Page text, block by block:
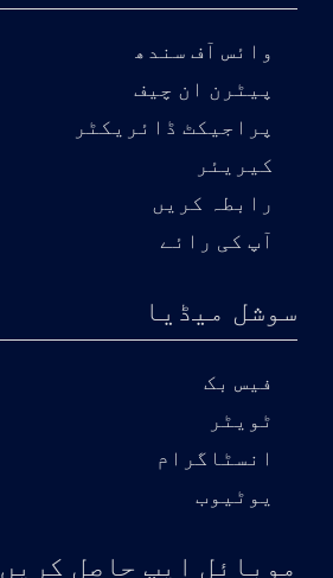
وائس آف سندھ
پیٹرن ان چیف
پراجیکٹ ڈائریکٹر
کیریئر
رابطہ کریں
آپ کی رائے
سوشل میڈیا
فیس بک
ٹویٹر
انسٹاگرام
یوٹیوب
موبائل ایپ حاصل کریں